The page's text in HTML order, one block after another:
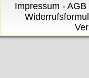
Impressum - AGB